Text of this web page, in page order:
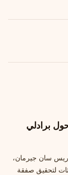
برادلي
سان جيرمان،
لتحقيق صفقة